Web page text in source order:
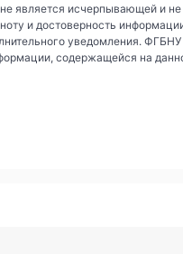
является исчерпывающей и
и достоверность
уведомления.
содержащейся на